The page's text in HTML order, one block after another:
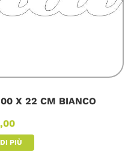
X 22 CM BIANCO
PIÙ